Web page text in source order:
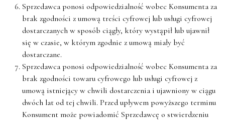
Sprzedawca ponosi odpowiedzialność wobec Konsumenta za
brak zgodności z umową treści cyfrowej lub usługi cyfrowej
dostarczanych w sposób ciągły, który wystąpił lub ujawnił
się w czasie, w którym zgodnie z umową miały być
dostarczane.
Sprzedawca ponosi odpowiedzialność wobec Konsumenta za
brak zgodności towaru cyfrowego lub usługi cyfrowej z
umową istniejący w chwili dostarczenia i ujawniony w ciągu
dwóch lat od tej chwili. Przed upływem powyższego terminu
Konsument może powiadomić Sprzedawcę o stwierdzeniu